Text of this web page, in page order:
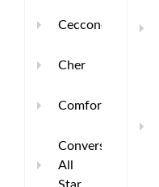
Cecconello
Cher
Comfortflex
Converse
All